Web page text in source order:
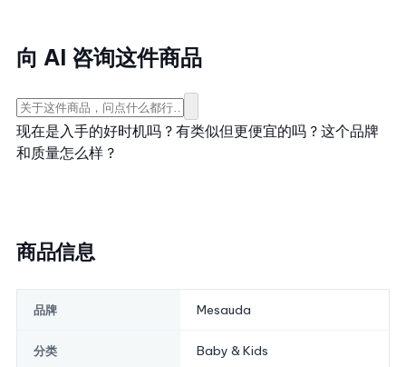
向 AI 咨询这件商品
现在是入手的好时机吗？ 有类似但更便宜的吗？ 这个品牌
和质量怎么样？
商品信息
品牌 Mesauda
分类 Baby & Kids